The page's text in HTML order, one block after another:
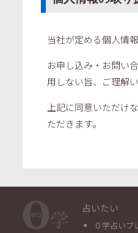
当社が定める個人情
お申し込み・お問い
用しない旨、ご理解
上記に同意いただけ
ただきます。
占いたい
０学占いプ